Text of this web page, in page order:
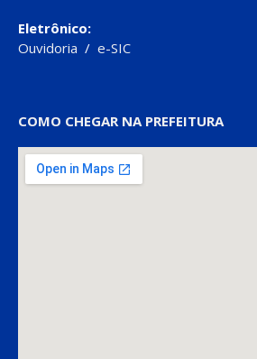
Eletrônico:
Ouvidoria / e-SIC
COMO CHEGAR NA PREFEITURA